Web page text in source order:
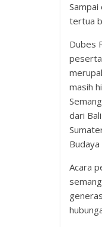
tertua
Dubes
masih
dari
Acara